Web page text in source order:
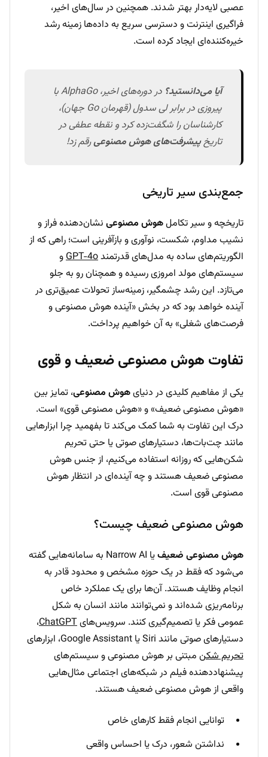
عصبی لایه‌دار بهتر شدند. همچنین در سال‌های اخیر،
فراگیری اینترنت و دسترسی سریع به داده‌ها زمینه رشد
خیره‌کننده‌ای ایجاد کرده است.
آیا می‌دانستید؟
در دوره‌های اخیر، AlphaGo با
پیروزی در برابر لی سدول (قهرمان Go جهان)،
کارشناسان را شگفت‌زده کرد و نقطه عطفی در
تاریخپیشرفت‌های هوش مصنوعیرقم زد!
جمع‌بندی سیر تاریخی
تاریخچه و سیر تکاملهوش مصنوعی نشان‌دهنده فراز و
نشیب مداوم، شکست، نوآوری و بازآفرینی است؛ راهی که از
الگوریتم‌های ساده به مدل‌های قدرتمندGPT-4oو
سیستم‌های مولد امروزی رسیده و همچنان رو به جلو
می‌تازد. این رشد چشمگیر، زمینه‌ساز تحولات عمیق‌تری در
آینده خواهد بود که در بخش «آینده هوش مصنوعی و
فرصت‌های شغلی» به آن خواهیم پرداخت.
تفاوت هوش مصنوعی ضعیف و قوی
یکی از مفاهیم کلیدی در دنیایهوش مصنوعی، تمایز بین
«هوش مصنوعی ضعیف» و «هوش مصنوعی قوی» است.
درک این تفاوت به شما کمک می‌کند تا بفهمید چرا ابزارهایی
مانند چت‌بات‌ها، دستیارهای صوتی یا حتی تحریم
شکن‌هایی که روزانه استفاده می‌کنیم، از جنس هوش
مصنوعی ضعیف هستند و چه آینده‌ای در انتظار هوش
مصنوعی قوی است.
هوش مصنوعی ضعیف چیست؟
هوش مصنوعی ضعیف
یا Narrow AI به سامانه‌هایی گفته
می‌شود که فقط در یک حوزه مشخص و محدود قادر به
انجام وظایف هستند. آن‌ها برای یک عملکرد خاص
برنامه‌ریزی شده‌اند و نمی‌توانند مانند انسان به شکل
عمومی فکر یا تصمیم‌گیری کنند. سرویس‌هایChatGPT،
دستیارهای صوتی مانند Siri یا Google Assistant، ابزارهای
تحریم شکن مبتنی بر هوش مصنوعی و سیستم‌های
پیشنهاددهنده فیلم در شبکه‌های اجتماعی مثال‌هایی
واقعی از هوش مصنوعی ضعیف هستند.
توانایی انجام فقط کارهای خاص
نداشتن شعور، درک یا احساس واقعی